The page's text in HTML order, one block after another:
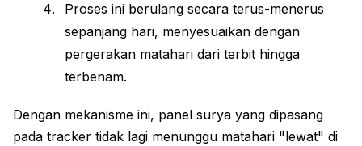
Proses ini berulang secara terus-menerus
sepanjang hari, menyesuaikan dengan
pergerakan matahari dari terbit hingga
terbenam.
Dengan mekanisme ini, panel surya yang dipasang
pada tracker tidak lagi menunggu matahari "lewat" di